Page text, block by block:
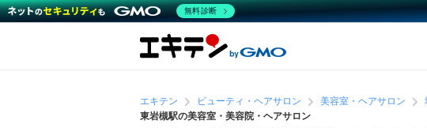
エキテン ビューティ・ヘアサロン 美容室・ヘアサロン
東岩槻駅の美容室・美容院・ヘアサロン
無料診断